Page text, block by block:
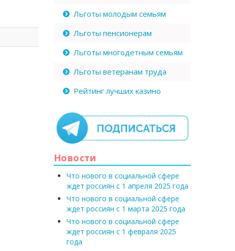
Льготы молодым семьям
Льготы пенсионерам
Льготы многодетным семьям
Льготы ветеранам труда
Рейтинг лучших казино
Новости
Что нового в социальной сфере
ждет россиян с 1 апреля 2025 года
Что нового в социальной сфере
ждет россиян с 1 марта 2025 года
Что нового в социальной сфере
ждет россиян с 1 февраля 2025
года